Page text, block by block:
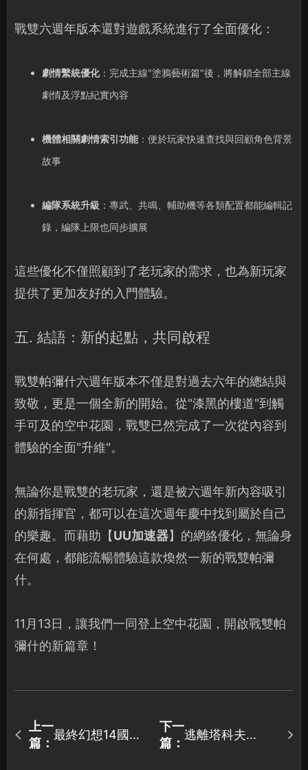
戰雙六週年版本還對遊戲系統進行了全面優化：
劇情繫統優化：完成主線"塗鴉藝術篇"後，將解鎖全部主線
劇情及浮點紀實內容
機體相關劇情索引功能：便於玩家快速查找與回顧角色背景
故事
編隊系統升級 ：專武、共鳴、輔助機等各類配置都能編輯記
錄，編隊上限也同步擴展
這些優化不僅照顧到了老玩家的需求，也為新玩家
提供了更加友好的入門體驗。
五. 結語：新的起點，共同啟程
戰雙帕彌什六週年版本不僅是對過去六年的總結與
致敬，更是一個全新的開始。從"漆黑的樓道"到觸
手可及的空中花園，戰雙已然完成了一次從內容到
體驗的全面"升維"。
無論你是戰雙的老玩家，還是被六週年新內容吸引
的新指揮官，都可以在這次週年慶中找到屬於自己
的樂趣。而藉助【UU加速器】的網絡優化，無論身
在何處，都能流暢體驗這款煥然一新的戰雙帕彌
什。
11月13日，讓我們一同登上空中花園，開啟戰雙帕
彌什的新篇章！
上一
篇：
最終幻想14國際
下一
篇：
逃離塔科夫